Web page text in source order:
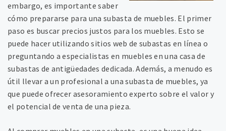
embargo, es importante saber
cómo prepararse para una subasta de muebles. El primer
paso es buscar precios justos para los muebles. Esto se
puede hacer utilizando sitios web de subastas en línea o
preguntando a especialistas en muebles en una casa de
subastas de antigüedades dedicada. Además, a menudo es
útil llevar a un profesional a una subasta de muebles, ya
que puede ofrecer asesoramiento experto sobre el valor y
el potencial de venta de una pieza.